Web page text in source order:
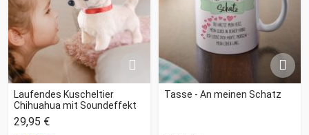
Laufendes Kuscheltier
Chihuahua mit Soundeffekt
29,95 €
Tasse - An meinen Schatz